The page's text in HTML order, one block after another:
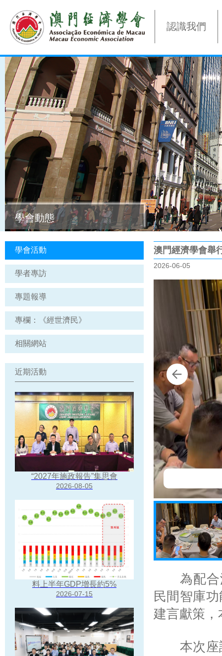
認識我們
學會動態
學會活動
學者專訪
專題報導
專欄：《經世濟民》
相關網站
近期活動
“2027年施政報告”集思會
2026-08-05
料上半年GDP增長約5%
2026-07-15
澳門經濟學會舉
2026-06-05
為配合澳
民間智庫
建言獻策，
本次座談